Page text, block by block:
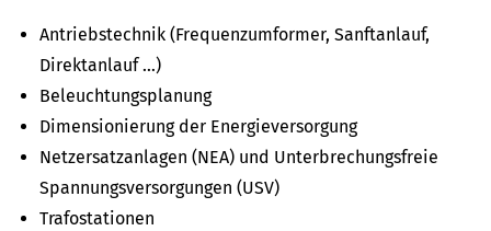
Antriebstechnik (Frequenzumformer, Sanftanlauf,
Direktanlauf …)
Beleuchtungsplanung
Dimensionierung der Energieversorgung
Netzersatzanlagen (NEA) und Unterbrechungsfreie
Spannungsversorgungen (USV)
Trafostationen